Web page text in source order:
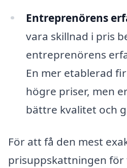
Entreprenörens
vara skillnad i pris
entreprenörens
En mer etablerad
högre priser, men
bättre kvalitet och
För att få den mest
prisuppskattningen